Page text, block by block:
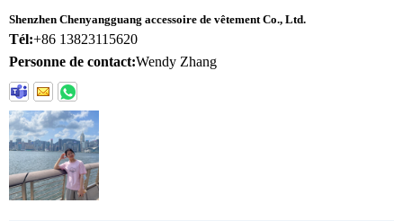
Shenzhen Chenyangguang accessoire de vêtement Co., Ltd.
Tél:+86 13823115620
Personne de contact:Wendy Zhang